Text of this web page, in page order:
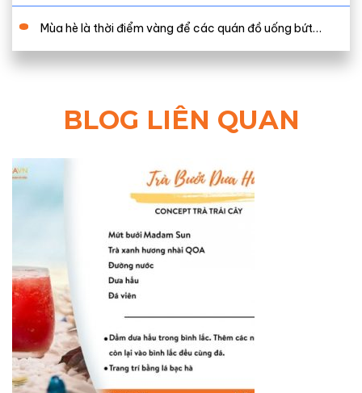
Mùa hè là thời điểm vàng để các quán đồ uống bứt…
BLOG LIÊN QUAN